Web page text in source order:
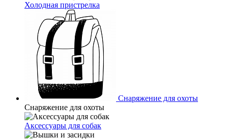
Холодная пристрелка
Снаряжение для охоты
Снаряжение для охоты
Аксессуары для собак